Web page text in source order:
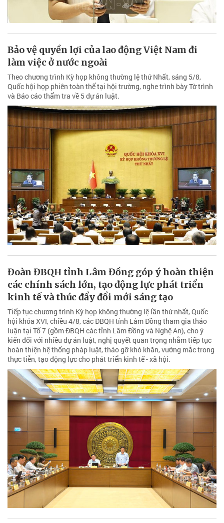
Bảo vệ quyền lợi của lao động Việt Nam đi
làm việc ở nước ngoài
Theo chương trình Kỳ họp không thường lệ thứ Nhất, sáng 5/8,
Quốc hội họp phiên toàn thể tại hội trường, nghe trình bày Tờ trình
và Báo cáo thẩm tra về 5 dự án luật.
Đoàn ĐBQH tỉnh Lâm Đồng góp ý hoàn thiện
các chính sách lớn, tạo động lực phát triển
kinh tế và thúc đẩy đổi mới sáng tạo
Tiếp tục chương trình Kỳ họp không thường lệ lần thứ nhất, Quốc
hội khóa XVI, chiều 4/8, các ĐBQH tỉnh Lâm Đồng tham gia thảo
luận tại Tổ 7 (gồm ĐBQH các tỉnh Lâm Đồng và Nghệ An), cho ý
kiến đối với nhiều dự án luật, nghị quyết quan trọng nhằm tiếp tục
hoàn thiện hệ thống pháp luật, tháo gỡ khó khăn, vướng mắc trong
thực tiễn, tạo động lực cho phát triển kinh tế - xã hội.